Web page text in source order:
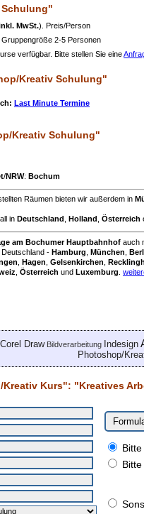
MwSt.). Preis/Person
2-5 Personen
verfügbar. Bitte stellen Sie eine
Kreativ Schulung"
Last Minute Termine
Kreativ Schulung"
/NRW: Bochum
Räumen bieten wir außerdem in
in Deutschland Holland Österreich
am Bochumer Hauptbahnhof auch
- Hamburg München
Hagen Gelsenkirchen
Österreich und Luxemburg
Corel Draw Bildverarbeitung Indesign
Photoshop/
Kreativ Kurs": "Kreatives